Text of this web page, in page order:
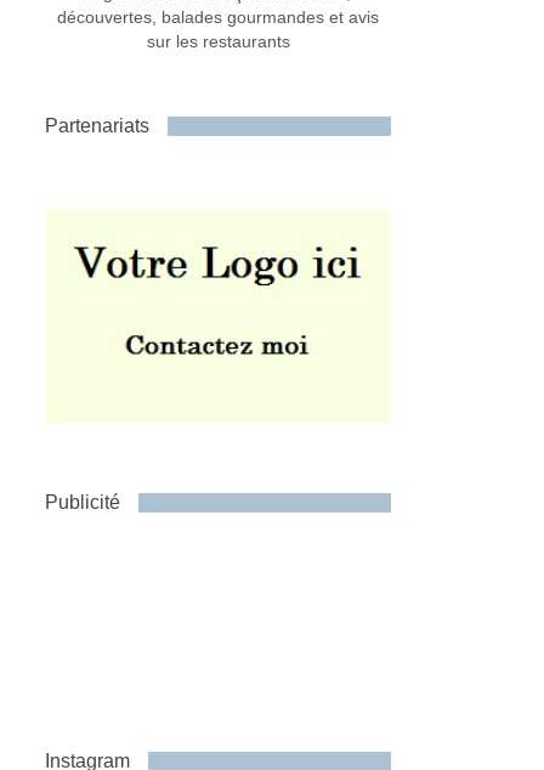
découvertes, balades gourmandes et avis
sur les restaurants
Partenariats
Publicité
Instagram